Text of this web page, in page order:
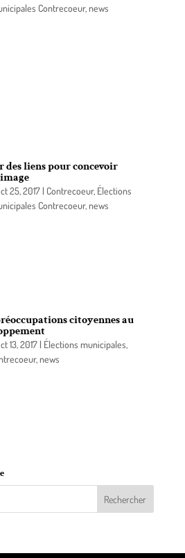
Contrecoeur,news
des liens pour concevoir
25, 2017| Contrecoeur, Élections
Contrecoeur,news
citoyennes au
13, 2017| Élections municipales,
,news